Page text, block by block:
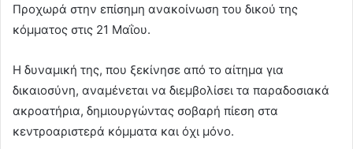
Προχωρά στην επίσημη ανακοίνωση του δικού της
κόμματος στις 21 Μαΐου.
Η δυναμική της, που ξεκίνησε από το αίτημα για
δικαιοσύνη, αναμένεται να διεμβολίσει τα παραδοσιακά
ακροατήρια, δημιουργώντας σοβαρή πίεση στα
κεντροαριστερά κόμματα και όχι μόνο.